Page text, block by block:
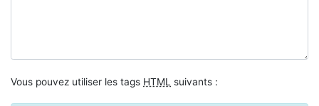
Vous pouvez utiliser les tags HTML suivants :